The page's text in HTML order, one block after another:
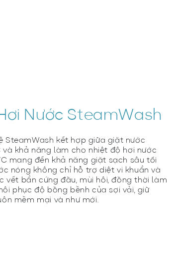
Nước SteamWash​
SteamWash kết hợp giữa giặt nước
và khả năng làm cho nhiệt độ hơi nước
mang đến khả năng giặt sạch sâu tối
nóng không chỉ hỗ trợ diệt vi khuẩn và
vết bẩn cứng đầu, mùi hôi, đồng thời làm
phục độ bồng bềnh của sợi vải, giữ
mềm mại và như mới.